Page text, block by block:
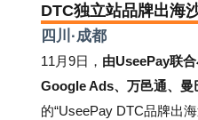
DTC独立站品牌出海
四川·成都
11月9日， 由UseePay联
Google Ads、万邑通、曼
的“UseePay DTC品牌出